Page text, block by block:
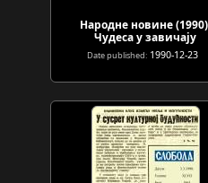
Народне новине
Чудеса у завичају
Date published: 1990-12-23